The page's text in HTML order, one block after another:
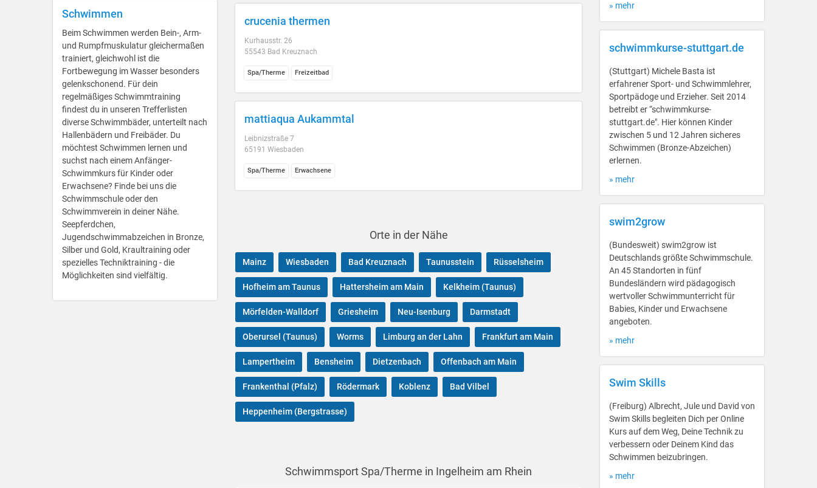
Schwimmen
Beim Schwimmen werden Bein-, Arm-
und Rumpfmuskulatur gleichermaßen
trainiert, gleichwohl ist die
Fortbewegung im Wasser besonders
gelenkschonend. Für dein
regelmäßiges Schwimmtraining
findest du in unseren Trefferlisten
diverse Schwimmbäder, unterteilt nach
Hallenbädern und Freibäder. Du
möchtest Schwimmen lernen und
suchst nach einem Anfänger-
Schwimmkurs für Kinder oder
Erwachsene? Finde bei uns die
Schwimmschule oder den
Schwimmverein in deiner Nähe.
Seepferdchen,
Jugendschwimmabzeichen in Bronze,
Silber und Gold, Kraultraining oder
spezielles Techniktraining - die
Möglichkeiten sind vielfältig.
crucenia thermen
Kurhausstr. 26
55543 Bad Kreuznach
Spa/Therme Freizeitbad
mattiaqua Aukammtal
Leibnizstraße 7
65191 Wiesbaden
Spa/Therme Erwachsene
Orte in der Nähe
Mainz Wiesbaden Bad Kreuznach Taunusstein Rüsselsheim
Hofheim am Taunus Hattersheim am Main Kelkheim (Taunus)
Mörfelden-Walldorf Griesheim Neu-Isenburg Darmstadt
Oberursel (Taunus) Worms Limburg an der Lahn Frankfurt am Main
Lampertheim Bensheim Dietzenbach Offenbach am Main
Frankenthal (Pfalz) Rödermark Koblenz Bad Vilbel
Heppenheim (Bergstrasse)
Schwimmsport Spa/Therme in Ingelheim am Rhein
» mehr
schwimmkurse-stuttgart.de
(Stuttgart) Michele Basta ist
erfahrener Sport- und Schwimmlehrer,
Sportpädoge und Erzieher. Seit 2014
betreibt er “schwimmkurse-
stuttgart.de". Hier können Kinder
zwischen 5 und 12 Jahren sicheres
Schwimmen (Bronze-Abzeichen)
erlernen.
» mehr
swim2grow
(Bundesweit) swim2grow ist
Deutschlands größte Schwimmschule.
An 45 Standorten in fünf
Bundesländern wird pädagogisch
wertvoller Schwimmunterricht für
Babies, Kinder und Erwachsene
angeboten.
» mehr
Swim Skills
(Freiburg) Albrecht, Jule und David von
Swim Skills begleiten Dich per Online
Kurs auf dem Weg, Deine Technik zu
verbessern oder Deinem Kind das
Schwimmen beizubringen.
» mehr